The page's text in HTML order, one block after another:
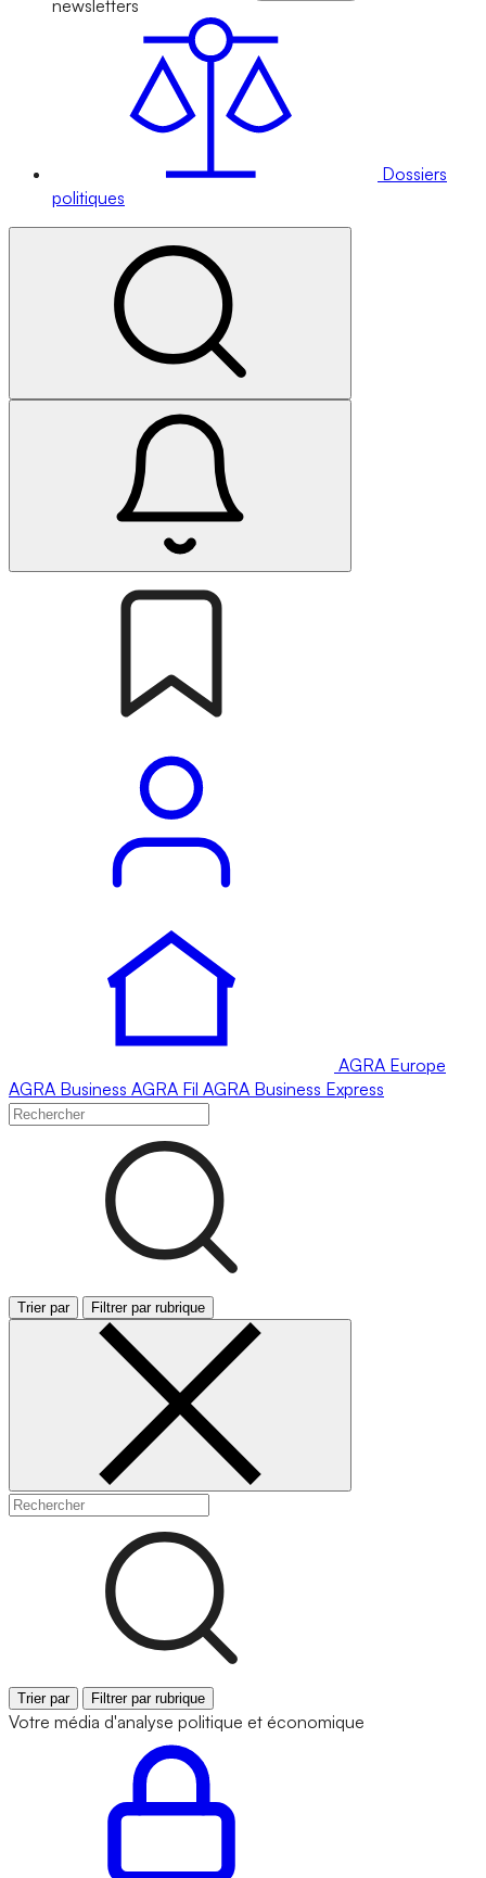
newsletters
Dossiers
politiques
AGRA Europe
AGRA Business AGRA Fil AGRA Business Express
Trier par Filtrer par rubrique
Trier par Filtrer par rubrique
Votre média d'analyse politique et économique